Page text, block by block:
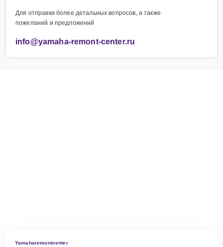
Для отправки более детальных вопросов, а также
пожеланий и предложений
info@yamaha-remont-center.ru
Yamaharemontcenter